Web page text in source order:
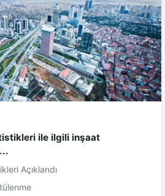
ile ilgili inşaat
Açıklandı